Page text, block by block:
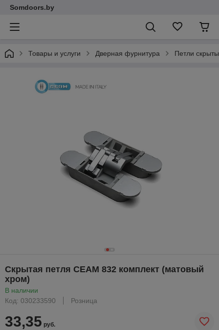
Somdoors.by
Товары и услуги Дверная фурнитура Петли
Скрытая петля CEAM 832 комплект (матовый
хром)
В наличии
Код: 030233590
Розница
33,35 руб.